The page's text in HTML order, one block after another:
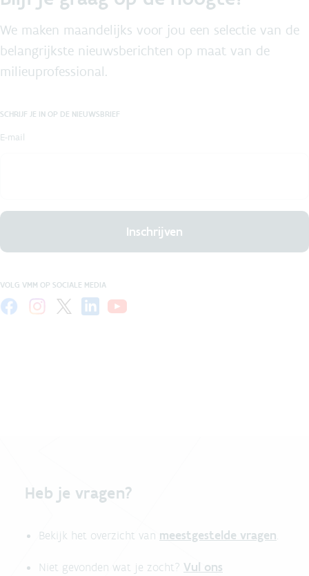
We maken maandelijks voor jou een selectie van de
belangrijkste nieuwsberichten op maat van de
milieuprofessional.
SCHRIJF JE IN OP DE NIEUWSBRIEF
E-mail
Inschrijven
VOLG VMM OP SOCIALE MEDIA
Heb je vragen?
Bekijk het overzicht van meestgestelde vragen.
Niet gevonden wat je zocht? Vul ons